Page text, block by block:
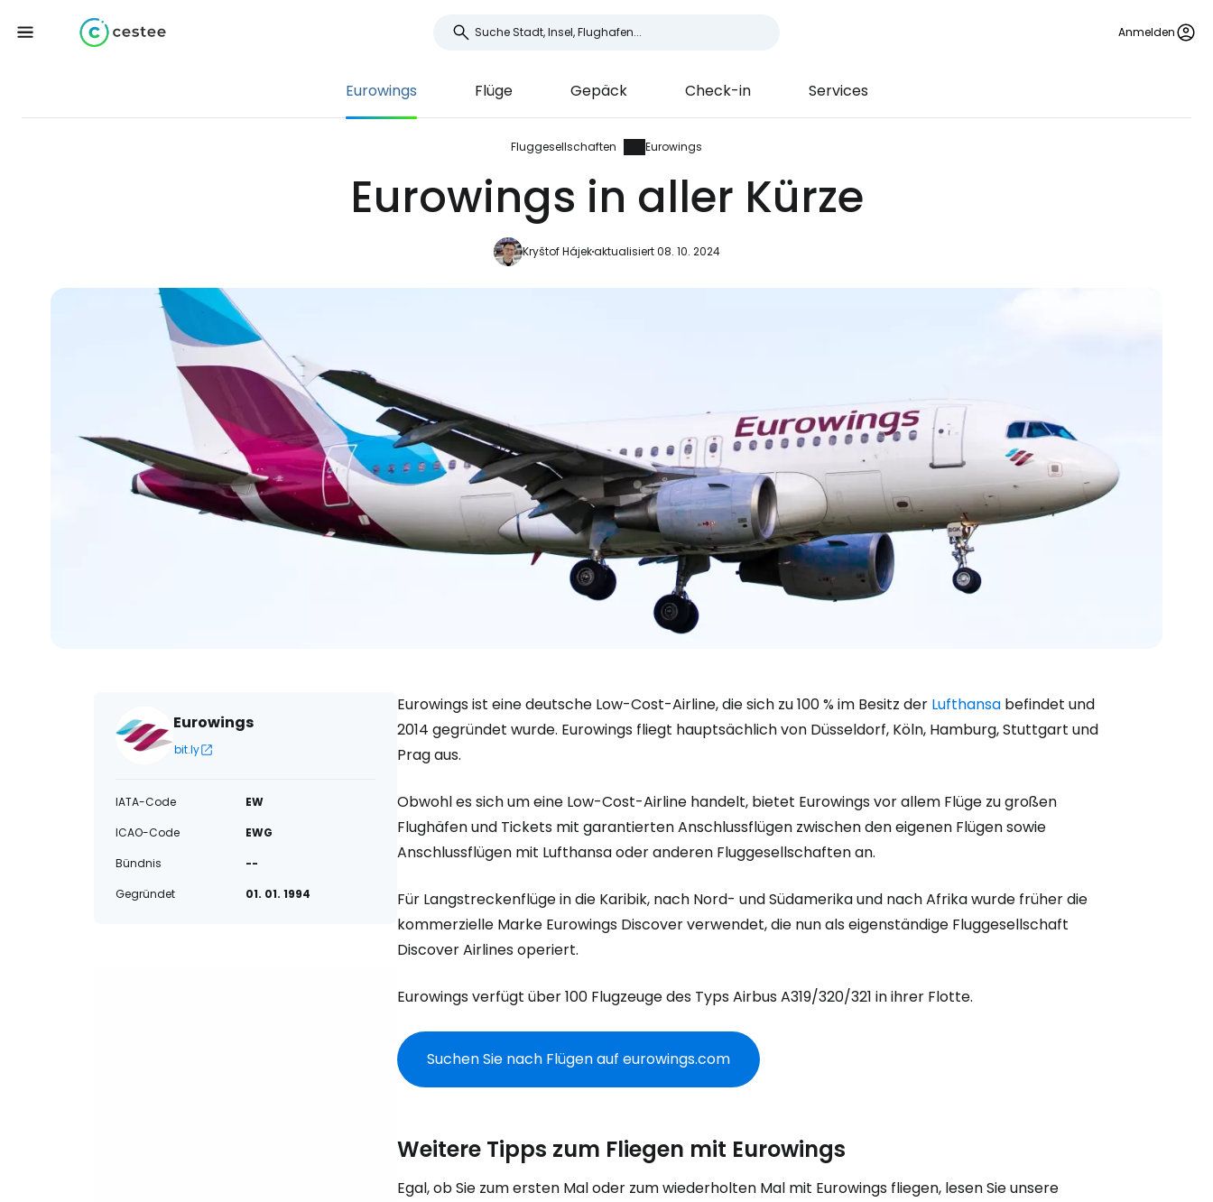
Anmelden
Eurowings Flüge Gepäck Check-in Services
Fluggesellschaften Eurowings
Eurowings in aller Kürze
Kryštof Hájekaktualisiert 08. 10. 2024
Eurowings
bit.ly
IATA-Code
EW
ICAO-Code
EWG
Bündnis
--
Gegründet
01. 01. 1994
Eurowings ist eine deutsche Low-Cost-Airline, die sich zu 100 % im Besitz der Lufthansa befindet und
2014 gegründet wurde. Eurowings fliegt hauptsächlich von Düsseldorf, Köln, Hamburg, Stuttgart und
Prag aus.
Obwohl es sich um eine Low-Cost-Airline handelt, bietet Eurowings vor allem Flüge zu großen
Flughäfen und Tickets mit garantierten Anschlussflügen zwischen den eigenen Flügen sowie
Anschlussflügen mit Lufthansa oder anderen Fluggesellschaften an.
Für Langstreckenflüge in die Karibik, nach Nord- und Südamerika und nach Afrika wurde früher die
kommerzielle Marke Eurowings Discover verwendet, die nun als eigenständige Fluggesellschaft
Discover Airlines operiert.
Eurowings verfügt über 100 Flugzeuge des Typs Airbus A319/320/321 in ihrer Flotte.
Suchen Sie nach Flügen auf eurowings.com
Weitere Tipps zum Fliegen mit Eurowings
Egal, ob Sie zum ersten Mal oder zum wiederholten Mal mit Eurowings fliegen, lesen Sie unsere
... die weltweite Reise-Community